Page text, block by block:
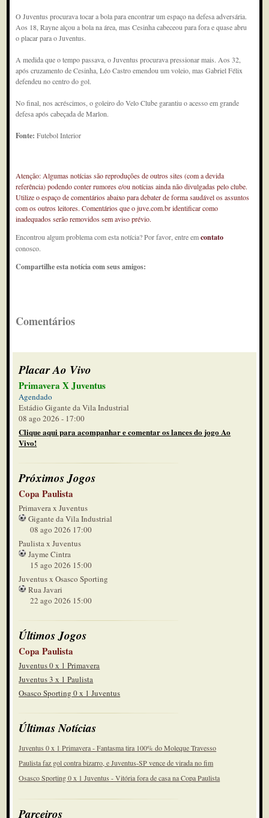
O Juventus procurava tocar a bola para encontrar um espaço na defesa adversária.
Aos 18, Rayne alçou a bola na área, mas Cesinha cabeceou para fora e quase abru
o placar para o Juventus.
A medida que o tempo passava, o Juventus procurava pressionar mais. Aos 32,
após cruzamento de Cesinha, Léo Castro emendou um voleio, mas Gabriel Félix
defendeu no centro do gol.
No final, nos acréscimos, o goleiro do Velo Clube garantiu o acesso em grande
defesa após cabeçada de Marlon.
Fonte:Futebol Interior
Atenção: Algumas notícias são reproduções de outros sites (com a devida
referência) podendo conter rumores e/ou notícias ainda não divulgadas pelo clube.
Utilize o espaço de comentários abaixo para debater de forma saudável os assuntos
com os outros leitores. Comentários que o juve.com.br identificar como
inadequados serão removidos sem aviso prévio.
Encontrou algum problema com esta notícia? Por favor, entre emcontato
conosco.
Compartilhe esta notícia com seus amigos:
Comentários
Placar Ao Vivo
Primavera X Juventus
Agendado
Estádio Gigante da Vila Industrial
08 ago 2026 - 17:00
Clique aqui para acompanhar e comentar os lances do jogo Ao
Vivo!
Próximos Jogos
Copa Paulista
Primavera x Juventus
Gigante da Vila Industrial
08 ago 2026 17:00
Paulista x Juventus
Jayme Cintra
15 ago 2026 15:00
Juventus x Osasco Sporting
Rua Javari
22 ago 2026 15:00
Últimos Jogos
Copa Paulista
Juventus 0 x 1 Primavera
Juventus 3 x 1 Paulista
Osasco Sporting 0 x 1 Juventus
Últimas Notícias
Juventus 0 x 1 Primavera - Fantasma tira 100% do Moleque Travesso
Paulista faz gol contra bizarro, e Juventus-SP vence de virada no fim
Osasco Sporting 0 x 1 Juventus - Vitória fora de casa na Copa Paulista
Parceiros